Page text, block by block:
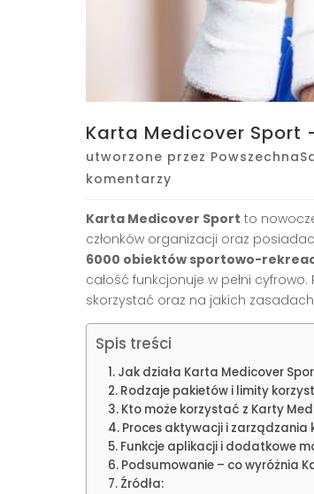
Karta Medicover Sport
utworzone przez
komentarzy
Karta Medicover Sport to
członków organizacji oraz
6000 obiektów sportowo-
całość funkcjonuje w pełni
skorzystać oraz na jakich
Spis treści
Jak działa Karta Medicover
Rodzaje pakietów i limity
Kto może korzystać z Karty
Proces aktywacji i zarządzania
Funkcje aplikacji i dodatkowe
Podsumowanie – co wyróżnia
Źródła: